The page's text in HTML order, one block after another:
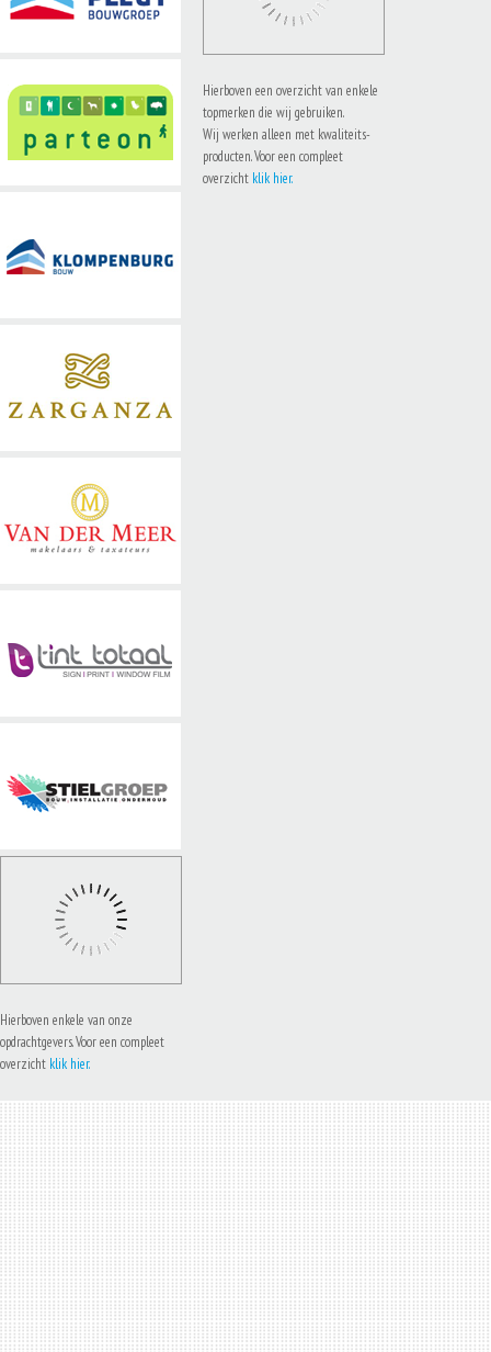
Hierboven enkele van onze
opdrachtgevers. Voor een compleet
overzicht klik hier.
Hierboven een overzicht van enkele
topmerken die wij gebruiken.
Wij werken alleen met kwaliteits-
producten. Voor een compleet
overzicht klik hier.